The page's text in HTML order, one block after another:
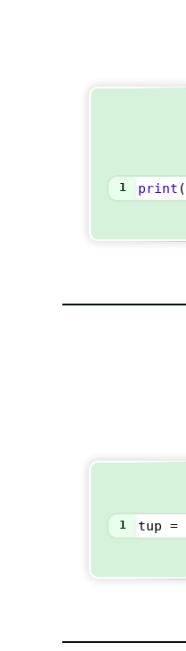
1 print (
1 tup =